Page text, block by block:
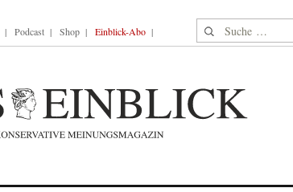
Podcast Shop Einblick-Abo Suche nach: